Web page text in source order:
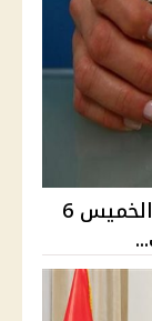
سعر الدولار مقابل الجنيه المصري الخميس 6